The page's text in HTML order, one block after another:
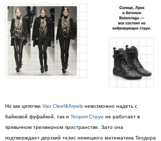
Но как цепочки Van Cleef&Arpels невозможно надеть с
байковой фуфайкой, так и Теория Струн не работает в
привычном трехмерном пространстве. Зато она
подтверждает дерзкий тезис немецкого математика Теодора